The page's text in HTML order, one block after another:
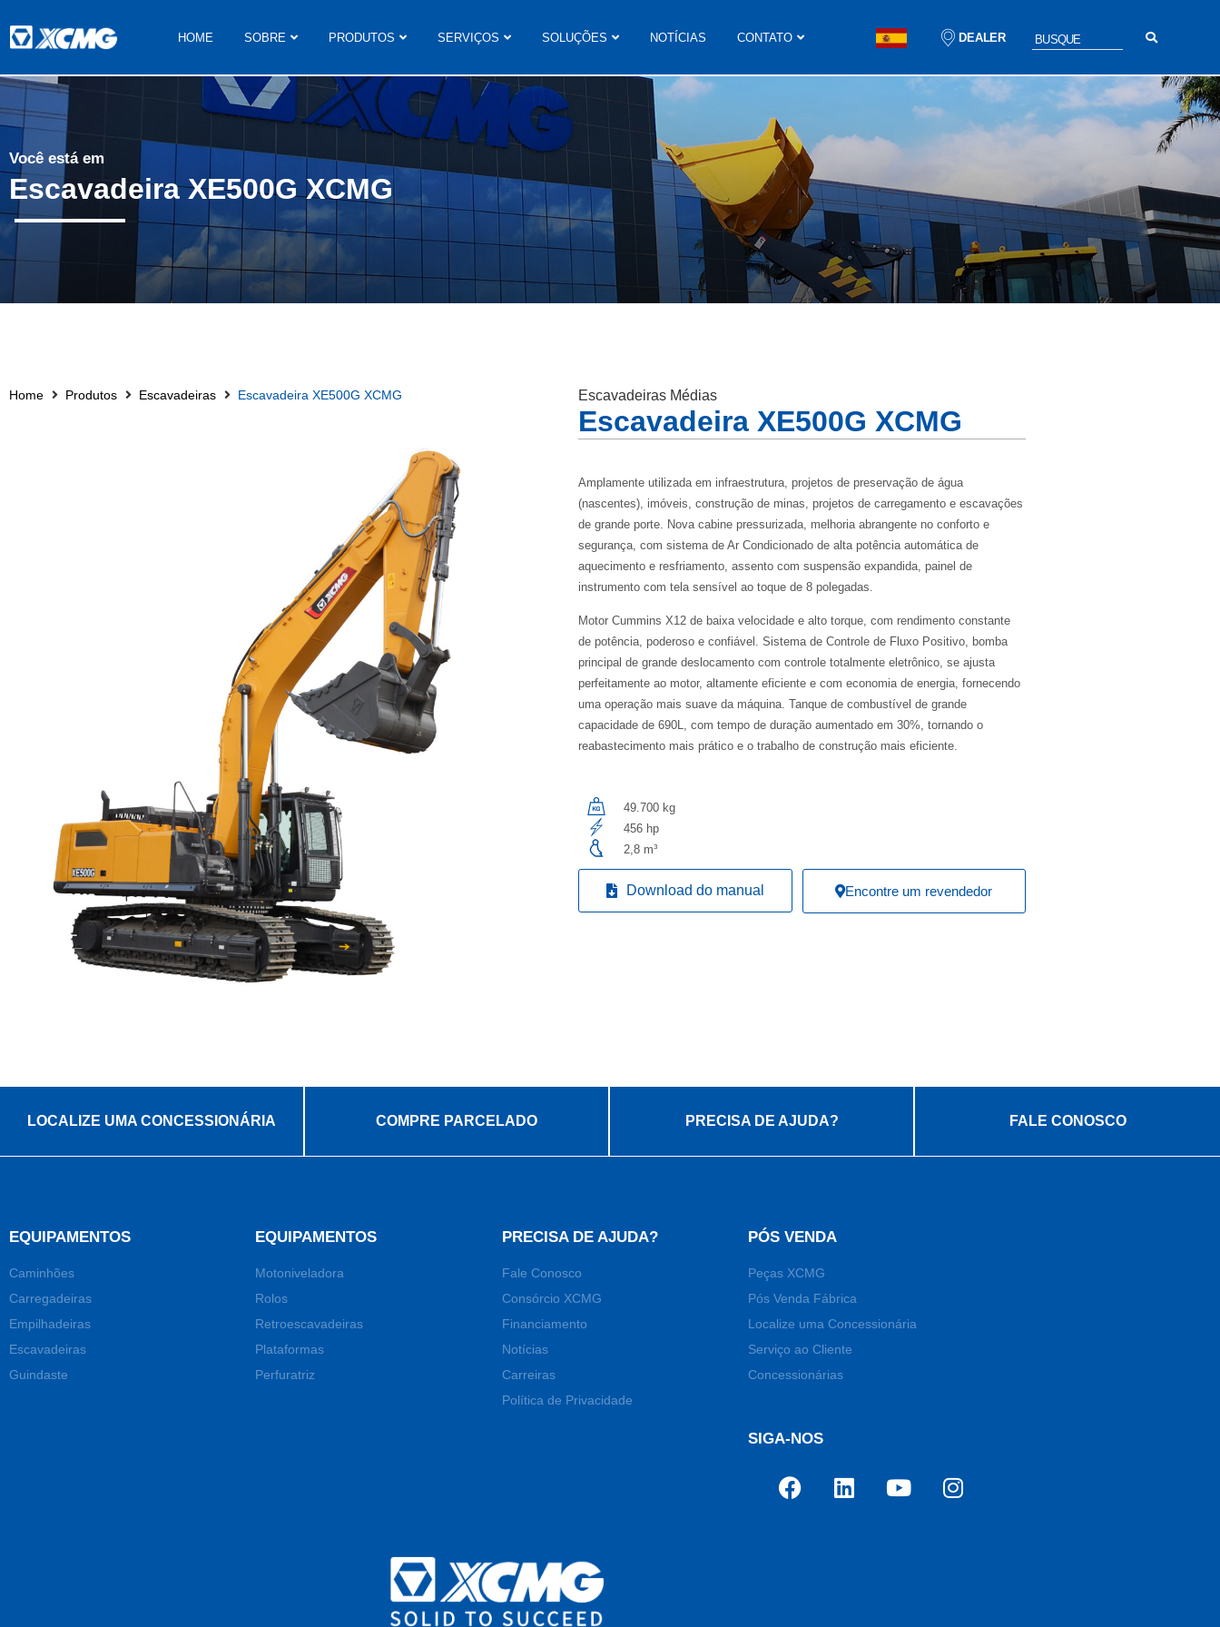
HOME SOBRE PRODUTOS SERVIÇOS SOLUÇÕES NOTÍCIAS CONTATO DEALER
Você está em
Escavadeira XE500G XCMG
Home Produtos Escavadeiras Escavadeira XE500G XCMG Escavadeiras Médias
Escavadeira XE500G XCMG
Amplamente utilizada em infraestrutura, projetos de preservação de água
(nascentes), imóveis, construção de minas, projetos de carregamento e escavações
de grande porte. Nova cabine pressurizada, melhoria abrangente no conforto e
segurança, com sistema de Ar Condicionado de alta potência automática de
aquecimento e resfriamento, assento com suspensão expandida, painel de
instrumento com tela sensível ao toque de 8 polegadas.
Motor Cummins X12 de baixa velocidade e alto torque, com rendimento constante
de potência, poderoso e confiável. Sistema de Controle de Fluxo Positivo, bomba
principal de grande deslocamento com controle totalmente eletrônico, se ajusta
perfeitamente ao motor, altamente eficiente e com economia de energia, fornecendo
uma operação mais suave da máquina. Tanque de combustível de grande
capacidade de 690L, com tempo de duração aumentado em 30%, tornando o
reabastecimento mais prático e o trabalho de construção mais eficiente.
49.700 kg
456 hp
2,8 m³
Download do manual Encontre um revendedor
LOCALIZE UMA CONCESSIONÁRIA COMPRE PARCELADO PRECISA DE AJUDA? FALE CONOSCO
EQUIPAMENTOS
Caminhões
Carregadeiras
Empilhadeiras
Escavadeiras
Guindaste
EQUIPAMENTOS
Motoniveladora
Rolos
Retroescavadeiras
Plataformas
Perfuratriz
PRECISA DE AJUDA?
Fale Conosco
Consórcio XCMG
Financiamento
Notícias
Carreiras
Política de Privacidade
PÓS VENDA
Peças XCMG
Pós Venda Fábrica
Localize uma Concessionária
Serviço ao Cliente
Concessionárias
SIGA-NOS